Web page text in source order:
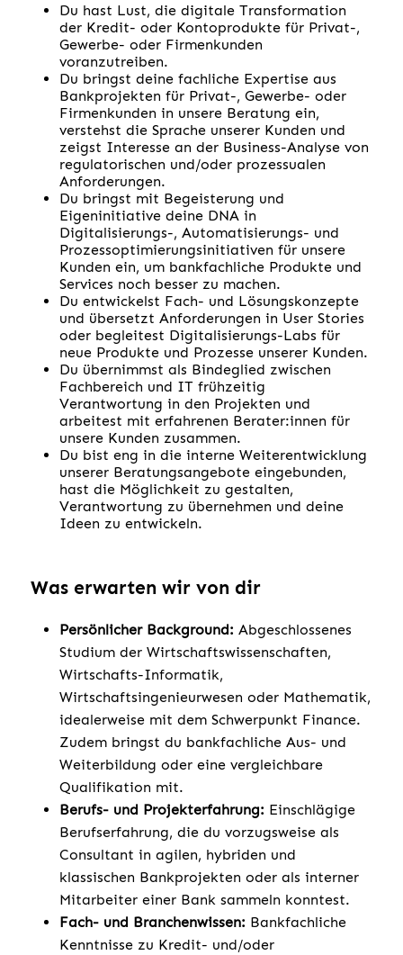
Du hast Lust, die digitale Transformation
der Kredit- oder Kontoprodukte für Privat-,
Gewerbe- oder Firmenkunden
voranzutreiben.
Du bringst deine fachliche Expertise aus
Bankprojekten für Privat-, Gewerbe- oder
Firmenkunden in unsere Beratung ein,
verstehst die Sprache unserer Kunden und
zeigst Interesse an der Business-Analyse von
regulatorischen und/oder prozessualen
Anforderungen.
Du bringst mit Begeisterung und
Eigeninitiative deine DNA in
Digitalisierungs-, Automatisierungs- und
Prozessoptimierungsinitiativen für unsere
Kunden ein, um bankfachliche Produkte und
Services noch besser zu machen.
Du entwickelst Fach- und Lösungskonzepte
und übersetzt Anforderungen in User Stories
oder begleitest Digitalisierungs-Labs für
neue Produkte und Prozesse unserer Kunden.
Du übernimmst als Bindeglied zwischen
Fachbereich und IT frühzeitig
Verantwortung in den Projekten und
arbeitest mit erfahrenen Berater:innen für
unsere Kunden zusammen.
Du bist eng in die interne Weiterentwicklung
unserer Beratungsangebote eingebunden,
hast die Möglichkeit zu gestalten,
Verantwortung zu übernehmen und deine
Ideen zu entwickeln.
Was erwarten wir von dir
Persönlicher Background: Abgeschlossenes
Studium der Wirtschaftswissenschaften,
Wirtschafts-Informatik,
Wirtschaftsingenieurwesen oder Mathematik,
idealerweise mit dem Schwerpunkt Finance.
Zudem bringst du bankfachliche Aus- und
Weiterbildung oder eine vergleichbare
Qualifikation mit.
Berufs- und Projekterfahrung: Einschlägige
Berufserfahrung, die du vorzugsweise als
Consultant in agilen, hybriden und
klassischen Bankprojekten oder als interner
Mitarbeiter einer Bank sammeln konntest.
Fach- und Branchenwissen: Bankfachliche
Kenntnisse zu Kredit- und/oder